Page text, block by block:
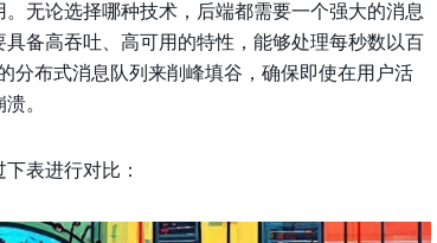
无论选择哪种技术，后端都需要一个强大的消息
备高吞吐、高可用的特性，能够处理每秒数以百
分布式消息队列来削峰填谷，确保即使在用户活
。
表进行对比：